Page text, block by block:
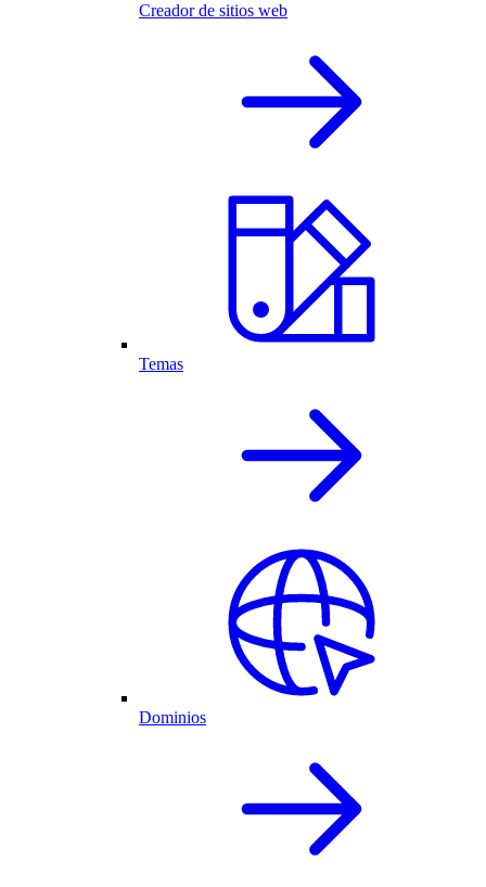
Creador de sitios web
Temas
Dominios